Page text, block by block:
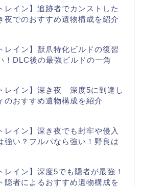
レイン】追跡者でカンストした
夜でのおすすめ遺物構成を紹介
レイン】獣爪特化ビルドの復習
！DLC後の最強ビルドの一角
レイン】深き夜 深度5に到達し
のおすすめ遺物構成を紹介
レイン】深き夜でも封牢や侵入
強い？フルパなら強い！野良は
レイン】深度5でも隠者が最強！
隠者によるおすすめ遺物構成を